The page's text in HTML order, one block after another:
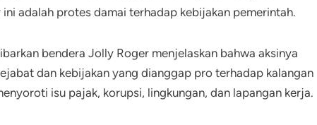
adalah protes damai terhadap kebijakan pemerintah.
bendera Jolly Roger menjelaskan bahwa aksinya
dan kebijakan yang dianggap pro terhadap kalangan
isu pajak, korupsi, lingkungan, dan lapangan kerja.